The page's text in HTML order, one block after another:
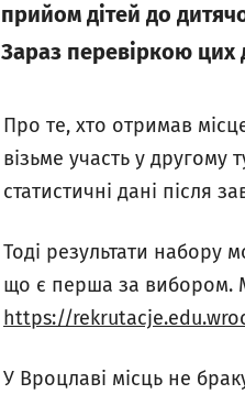
прийом дітей до
Зараз перевіркою цих
Про те, хто отримав
візьме участь у другому
статистичні дані після
Тоді результати набору
що є перша за вибором.
https://
У Вроцлаві місць не